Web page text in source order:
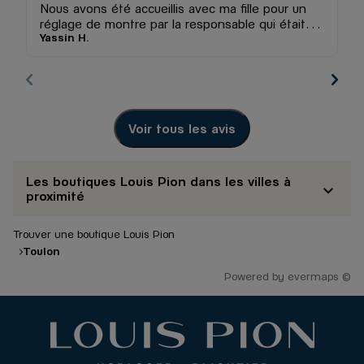
Nous avons été accueillis avec ma fille pour un
réglage de montre par la responsable qui était
très accueillante et souriante qui a fait un très
Yassin H.
Voir tous les avis
Les boutiques Louis Pion dans les villes à
proximité
Trouver une boutique Louis Pion
Toulon
Powered by evermaps ©